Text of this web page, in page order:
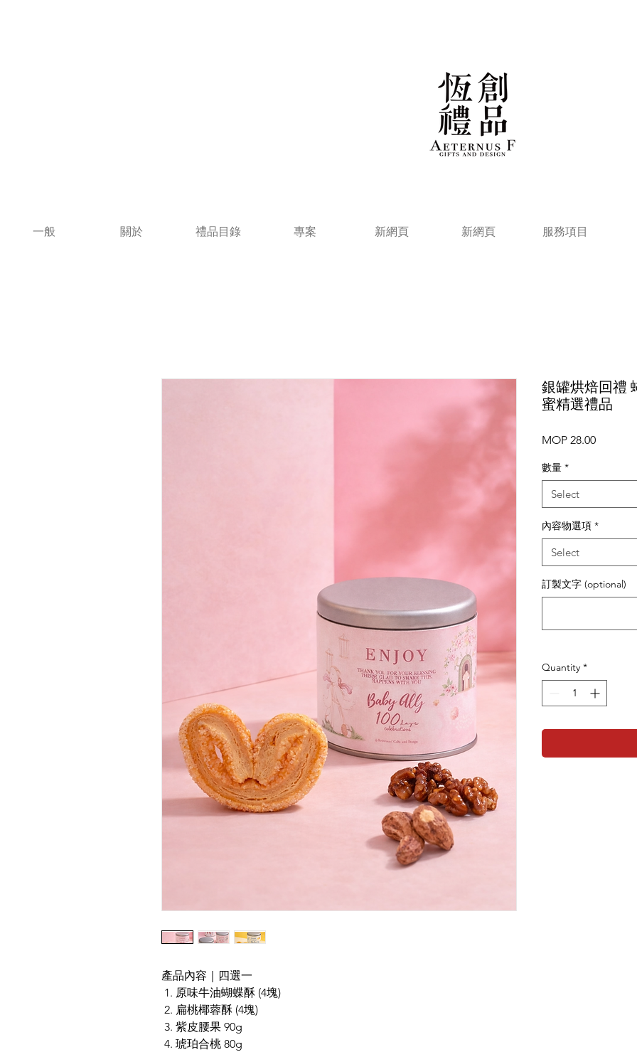
一般 關於 禮品目錄 專案 新網頁 新網頁 服務項目
產品內容｜四選一
原味牛油蝴蝶酥 (4塊)
扁桃椰蓉酥 (4塊)
紫皮腰果 90g
琥珀合桃 80g
銀罐烘焙回禮
蜜精選禮品
MOP 28.00Price
數量 *
Select
內容物選項 *
Select
訂製文字 (optional)
Quantity *